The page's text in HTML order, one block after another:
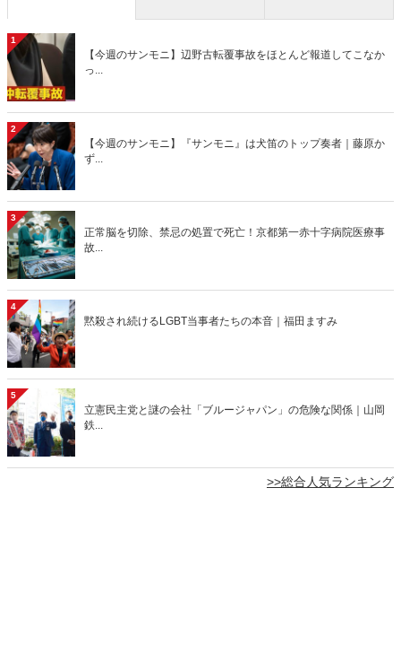
1
【今週のサンモニ】辺野古転覆事故をほとんど報道してこなか
っ...
2
【今週のサンモニ】『サンモニ』は犬笛のトップ奏者｜藤原か
ず...
3
正常脳を切除、禁忌の処置で死亡！京都第一赤十字病院医療事
故...
4
黙殺され続けるLGBT当事者たちの本音｜福田ますみ
5
立憲民主党と謎の会社「ブルージャパン」の危険な関係｜山岡
鉄...
>>総合人気ランキング